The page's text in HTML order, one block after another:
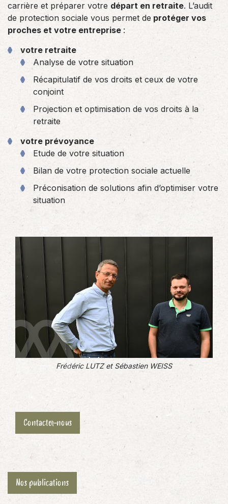
carrière et préparer votre départ en retraite. L’audit
de protection sociale vous permet de protéger vos
proches et votre entreprise :
votre retraite
Analyse de votre situation
Récapitulatif de vos droits et ceux de votre
conjoint
Projection et optimisation de vos droits à la
retraite
votre prévoyance
Etude de votre situation
Bilan de votre protection sociale actuelle
Préconisation de solutions afin d’optimiser votre
situation
Frédéric LUTZ et Sébastien WEISS
Contacter-nous
Nos publications